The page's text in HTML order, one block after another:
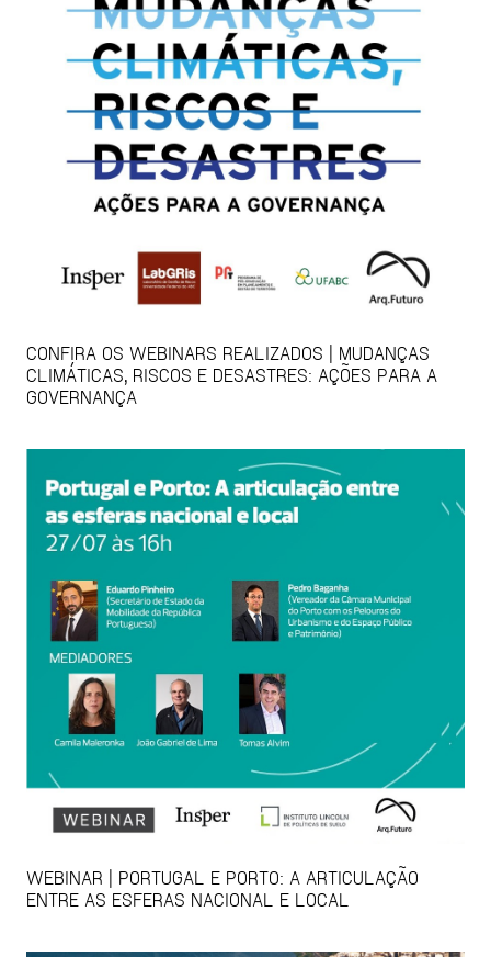
CONFIRA OS WEBINARS REALIZADOS | MUDANÇAS
CLIMÁTICAS, RISCOS E DESASTRES: AÇÕES PARA A
GOVERNANÇA
WEBINAR | PORTUGAL E PORTO: A ARTICULAÇÃO
ENTRE AS ESFERAS NACIONAL E LOCAL